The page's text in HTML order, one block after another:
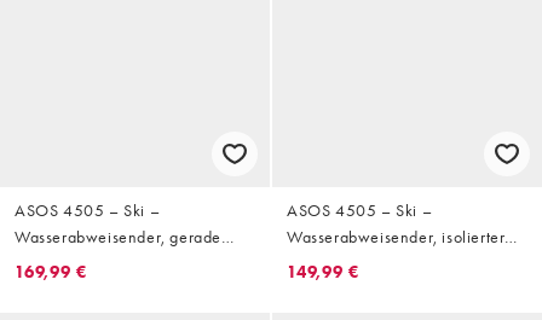
ASOS 4505 – Ski –
Wasserabweisender, gerade
geschnittener Skianzug in
169,99 €
ASOS 4505 – Ski –
Wasserabweisender, isolierter
Skianzug in Schwarz und Grün
149,99 €